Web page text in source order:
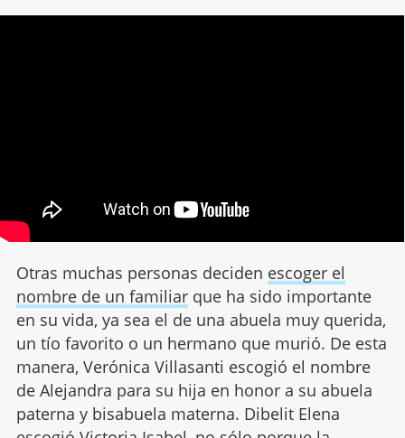
Otras muchas personas deciden escoger el
nombre de un familiarque ha sido importante
en su vida, ya sea el de una abuela muy querida,
un tío favorito o un hermano que murió. De esta
manera, Verónica Villasanti escogió el nombre
de Alejandra para su hija en honor a su abuela
paterna y bisabuela materna. Dibelit Elena